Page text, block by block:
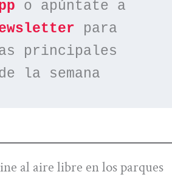
o apúntate a
para
principales
la semana
al aire libre en los parques